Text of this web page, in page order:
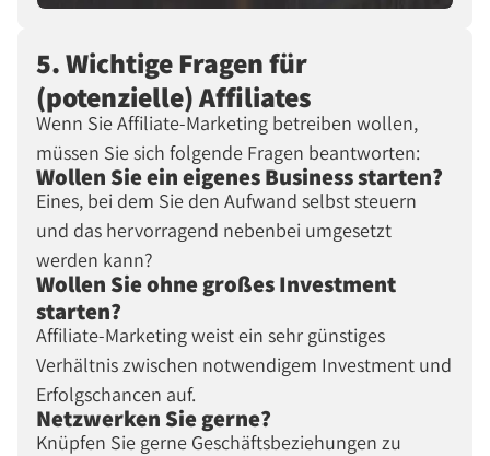
5. Wichtige Fragen für
(potenzielle) Affiliates
Wenn Sie Affiliate-Marketing betreiben wollen,
müssen Sie sich folgende Fragen beantworten:
Wollen Sie ein eigenes Business starten?
Eines, bei dem Sie den Aufwand selbst steuern
und das hervorragend nebenbei umgesetzt
werden kann?
Wollen Sie ohne großes Investment
starten?
Affiliate-Marketing weist ein sehr günstiges
Verhältnis zwischen notwendigem Investment und
Erfolgschancen auf.
Netzwerken Sie gerne?
Knüpfen Sie gerne Geschäftsbeziehungen zu